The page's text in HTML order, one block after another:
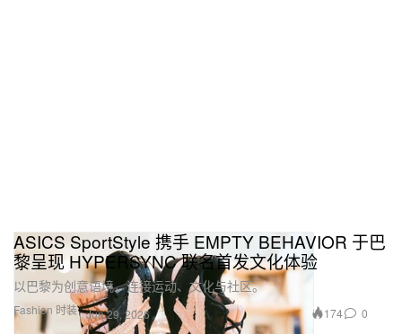
Fashion 时装
ASICS SportStyle 携手 EMPTY BEHAVIOR 于巴
黎呈现 HYPERSYNC 联名首发文化体验
以巴黎为创意语境，连接运动、文化与社区。
Jun 29, 2026 174 0